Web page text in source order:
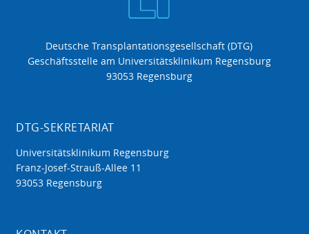
Deutsche Transplantationsgesellschaft (DTG)
Geschäftsstelle am Universitätsklinikum Regensburg
93053 Regensburg
DTG-SEKRETARIAT
Universitätsklinikum Regensburg
Franz-Josef-Strauß-Allee 11
93053 Regensburg